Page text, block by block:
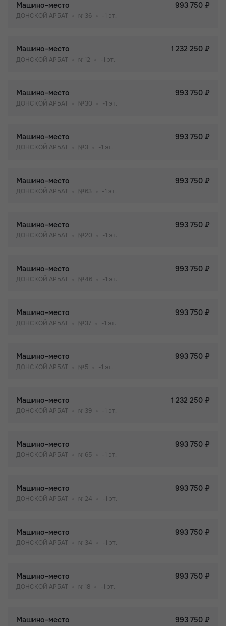
Машино–место 993 750 ₽
ДОНСКОЙ АРБАТ №36 -1 эт.
Машино–место 1 232 250 ₽
ДОНСКОЙ АРБАТ №12 -1 эт.
Машино–место 993 750 ₽
ДОНСКОЙ АРБАТ №30 -1 эт.
Машино–место 993 750 ₽
ДОНСКОЙ АРБАТ №3 -1 эт.
Машино–место 993 750 ₽
ДОНСКОЙ АРБАТ №63 -1 эт.
Машино–место 993 750 ₽
ДОНСКОЙ АРБАТ №20 -1 эт.
Машино–место 993 750 ₽
ДОНСКОЙ АРБАТ №46 -1 эт.
Машино–место 993 750 ₽
ДОНСКОЙ АРБАТ №37 -1 эт.
Машино–место 993 750 ₽
ДОНСКОЙ АРБАТ №5 -1 эт.
Машино–место 1 232 250 ₽
ДОНСКОЙ АРБАТ №39 -1 эт.
Машино–место 993 750 ₽
ДОНСКОЙ АРБАТ №65 -1 эт.
Машино–место 993 750 ₽
ДОНСКОЙ АРБАТ №24 -1 эт.
Машино–место 993 750 ₽
ДОНСКОЙ АРБАТ №34 -1 эт.
Машино–место 993 750 ₽
ДОНСКОЙ АРБАТ №18 -1 эт.
Машино–место 993 750 ₽